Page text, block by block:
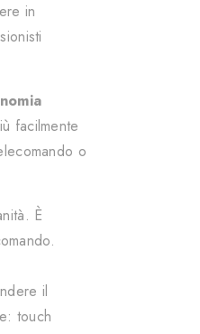
in
facilmente
o
È
il
touch